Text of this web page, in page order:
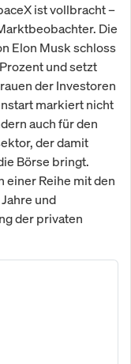
ist vollbracht –
Die
Elon Musk schloss
und setzt
der Investoren
markiert nicht
auch für den
der damit
Börse bringt.
einer Reihe mit den
und
der privaten